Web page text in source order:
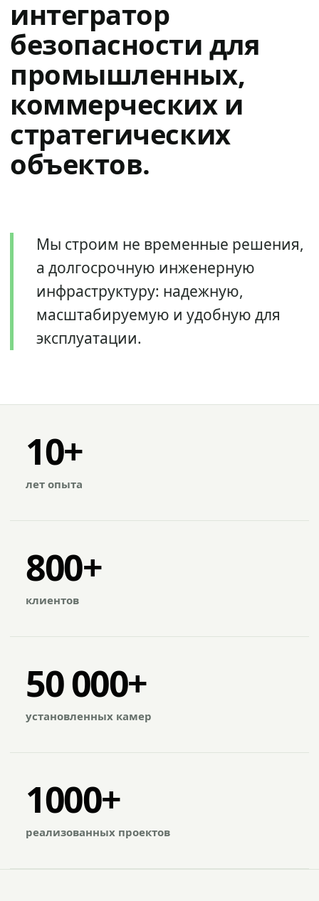
интегратор
безопасности для
промышленных,
коммерческих и
стратегических
объектов.
Мы строим не временные решения,
а долгосрочную инженерную
инфраструктуру: надежную,
масштабируемую и удобную для
эксплуатации.
10+
лет опыта
800+
клиентов
50 000+
установленных камер
1000+
реализованных проектов